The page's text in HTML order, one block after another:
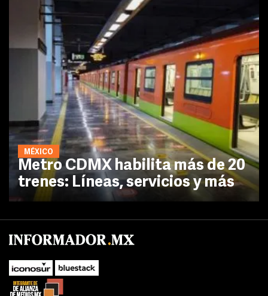
MÉXICO
Metro CDMX habilita más de 20
trenes: Líneas, servicios y más